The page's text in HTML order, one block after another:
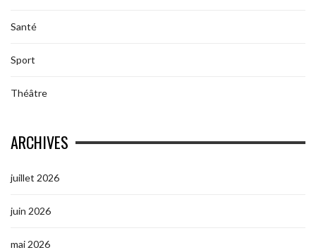
Santé
Sport
Théâtre
ARCHIVES
juillet 2026
juin 2026
mai 2026